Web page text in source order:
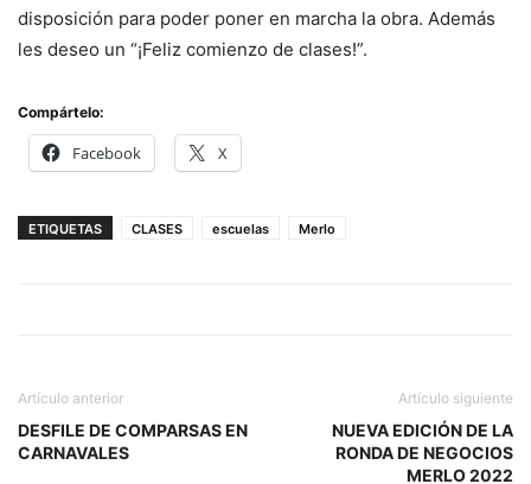
disposición para poder poner en marcha la obra. Además
les deseo un “¡Feliz comienzo de clases!”.
Compártelo:
Facebook X
ETIQUETAS CLASES escuelas Merlo
Artículo anterior
DESFILE DE COMPARSAS EN
CARNAVALES
Artículo siguiente
NUEVA EDICIÓN DE LA
RONDA DE NEGOCIOS
MERLO 2022